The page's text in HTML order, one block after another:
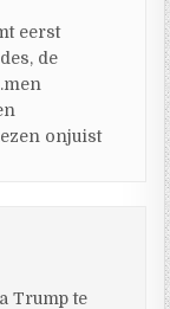
eerst
de
onjuist
Trump te